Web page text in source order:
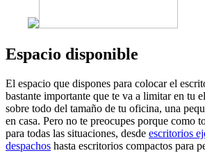
Espacio disponible
El espacio que dispones para colocar el
bastante importante que te va a limitar en tu
sobre todo del tamaño de tu oficina, una
en casa. Pero no te preocupes porque como
para todas las situaciones, desde escritorios
despachos hasta escritorios compactos para